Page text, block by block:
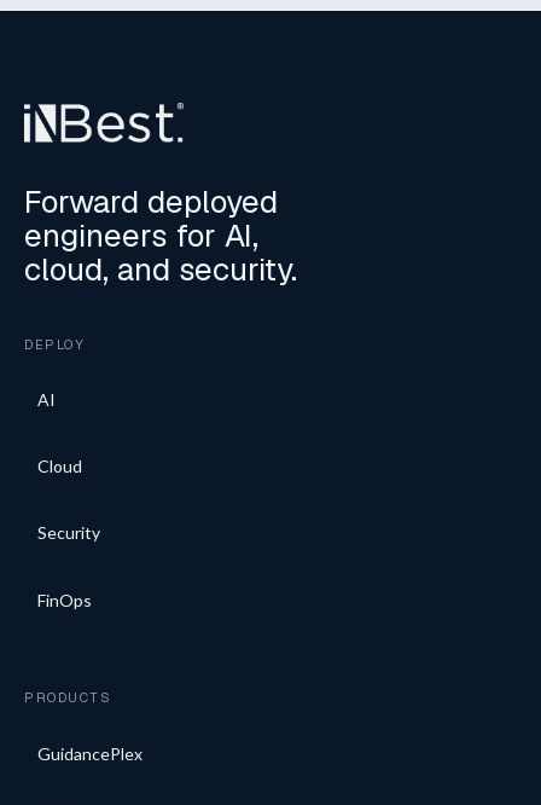
Forward deployed
engineers for AI,
cloud, and security.
DEPLOY
AI
Cloud
Security
FinOps
PRODUCTS
GuidancePlex